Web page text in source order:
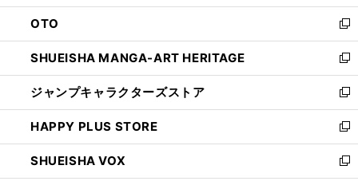
ウ
で
開
く
ン
ド
ウ
で
開
く
OTO
新
し
い
ウ
ィ
ン
ド
ウ
で
開
SHUEISHA MANGA-ART HERITAGE
新
し
い
ウ
ィ
ン
ド
ジャンプキャラクターズストア
新
し
い
ウ
ィ
HAPPY PLUS STORE
新
し
い
SHUEISHA VOX
新